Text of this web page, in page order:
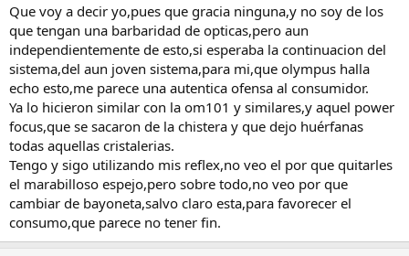
Que voy a decir yo,pues que gracia ninguna,y no soy de los
que tengan una barbaridad de opticas,pero aun
independientemente de esto,si esperaba la continuacion del
sistema,del aun joven sistema,para mi,que olympus halla
echo esto,me parece una autentica ofensa al consumidor.
Ya lo hicieron similar con la om101 y similares,y aquel power
focus,que se sacaron de la chistera y que dejo huérfanas
todas aquellas cristalerias.
Tengo y sigo utilizando mis reflex,no veo el por que quitarles
el marabilloso espejo,pero sobre todo,no veo por que
cambiar de bayoneta,salvo claro esta,para favorecer el
consumo,que parece no tener fin.